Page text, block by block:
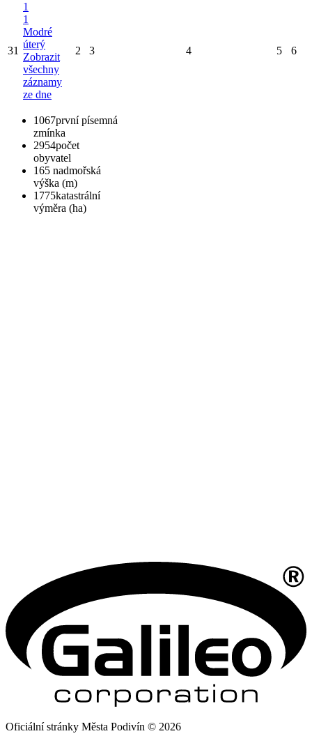
31
1
1
Modré
úterý
Zobrazit
všechny
záznamy
ze dne
2 3 4 5 6
1067první písemná
zmínka
2954počet
obyvatel
165 nadmořská
výška (m)
1775katastrální
výměra (ha)
Oficiální stránky Města Podivín © 2026